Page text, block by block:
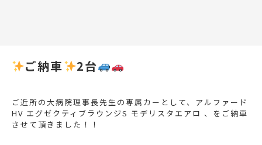
ご納車 2台
ご近所の大病院理事長先生の専属カーとして、アルファード
HV エグゼクティブラウンジS モデリスタエアロ 、をご納車
させて頂きました！！